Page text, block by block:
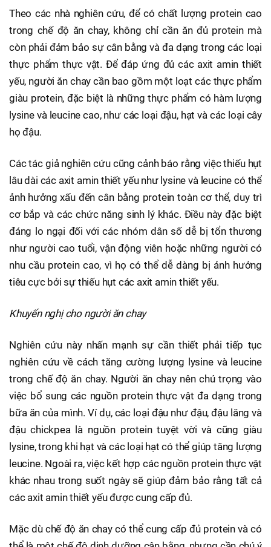
Theo các nhà nghiên cứu, để có chất lượng protein cao
trong chế độ ăn chay, không chỉ cần ăn đủ protein mà
còn phải đảm bảo sự cân bằng và đa dạng trong các loại
thực phẩm thực vật. Để đáp ứng đủ các axit amin thiết
yếu, người ăn chay cần bao gồm một loạt các thực phẩm
giàu protein, đặc biệt là những thực phẩm có hàm lượng
lysine và leucine cao, như các loại đậu, hạt và các loại cây
họ đậu.
Các tác giả nghiên cứu cũng cảnh báo rằng việc thiếu hụt
lâu dài các axit amin thiết yếu như lysine và leucine có thể
ảnh hưởng xấu đến cân bằng protein toàn cơ thể, duy trì
cơ bắp và các chức năng sinh lý khác. Điều này đặc biệt
đáng lo ngại đối với các nhóm dân số dễ bị tổn thương
như người cao tuổi, vận động viên hoặc những người có
nhu cầu protein cao, vì họ có thể dễ dàng bị ảnh hưởng
tiêu cực bởi sự thiếu hụt các axit amin thiết yếu.
Khuyến nghị cho người ăn chay
Nghiên cứu này nhấn mạnh sự cần thiết phải tiếp tục
nghiên cứu về cách tăng cường lượng lysine và leucine
trong chế độ ăn chay. Người ăn chay nên chú trọng vào
việc bổ sung các nguồn protein thực vật đa dạng trong
bữa ăn của mình. Ví dụ, các loại đậu như đậu, đậu lăng và
đậu chickpea là nguồn protein tuyệt vời và cũng giàu
lysine, trong khi hạt và các loại hạt có thể giúp tăng lượng
leucine. Ngoài ra, việc kết hợp các nguồn protein thực vật
khác nhau trong suốt ngày sẽ giúp đảm bảo rằng tất cả
các axit amin thiết yếu được cung cấp đủ.
Mặc dù chế độ ăn chay có thể cung cấp đủ protein và có